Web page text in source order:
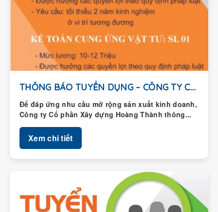
THÔNG BÁO TUYỂN DỤNG – CÔNG TY CỔ...
Để đáp ứng nhu cầu mở rộng sản xuất kinh doanh,
Công ty Cổ phần Xây dựng Hoàng Thành thông...
Xem chi tiết